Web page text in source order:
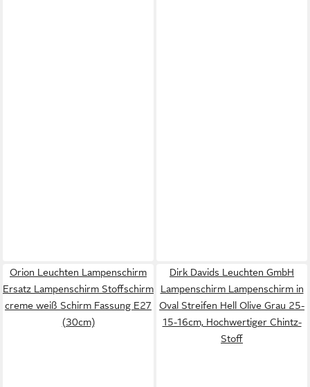
Orion Leuchten Lampenschirm
Ersatz Lampenschirm Stoffschirm
creme weiß Schirm Fassung E27
(30cm)
Dirk Davids Leuchten GmbH
Lampenschirm Lampenschirm in
Oval Streifen Hell Olive Grau 25-
15-16cm, Hochwertiger Chintz-
Stoff